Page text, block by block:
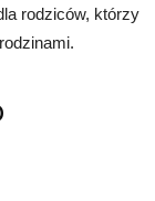
rodziców, którzy